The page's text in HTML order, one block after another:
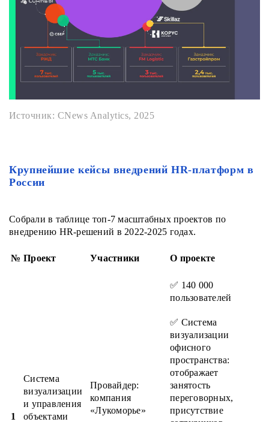
Источник: CNews Analytics, 2025
Крупнейшие кейсы внедрений HR-платформ в
России
Собрали в таблице топ-7 масштабных проектов по
внедрению HR-решений в 2022-2025 годах.
№ Проект Участники О проекте
1
Система
визуализации
и управления
объектами
Провайдер:
компания
«Лукоморье»
✅ 140 000
пользователей
✅ Система
визуализации
офисного
пространства:
отображает
занятость
переговорных,
присутствие